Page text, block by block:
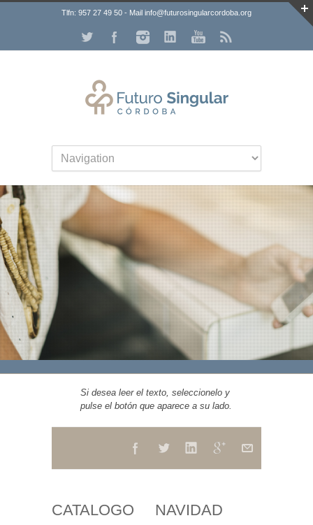
Tlfn: 957 27 49 50 - Mail info@futurosingularcordoba.org
Si desea leer el texto, seleccionelo y
pulse el botón que aparece a su lado.
CATALOGO NAVIDAD